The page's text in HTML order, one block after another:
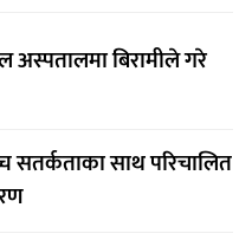
अस्पतालमा बिरामीले गरे
सतर्कताका साथ परिचालित